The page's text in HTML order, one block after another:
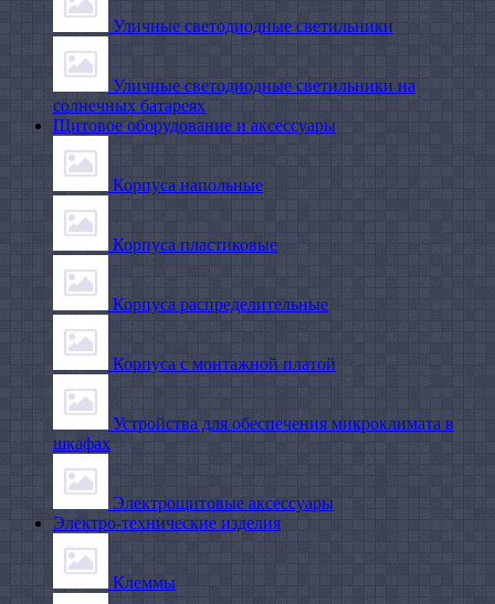
Уличные светодиодные светильники
Уличные светодиодные светильники на
солнечных батареях
Щитовое оборудование и аксессуары
Корпуса напольные
Корпуса пластиковые
Корпуса распределительные
Корпуса с монтажной платой
Устройства для обеспечения микроклимата в
шкафах
Электрощитовые аксессуары
Электро-технические изделия
Клеммы